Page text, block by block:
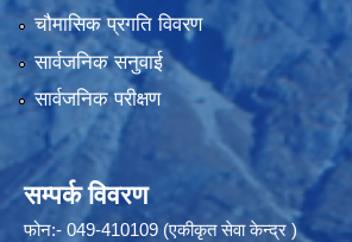
चौमासिक प्रगति विवरण
सार्वजनिक सनुवाई
सार्वजनिक परीक्षण
सम्पर्क विवरण
फोन:- 049-410109 (एकीकृत सेवा केन्द्र )